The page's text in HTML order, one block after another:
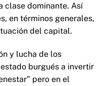
clase dominante. Así
en términos generales,
del capital.
y lucha de los
burgués a invertir
pero en el